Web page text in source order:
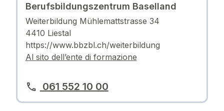
Berufsbildungszentrum Baselland
Weiterbildung Mühlemattstrasse 34
4410 Liestal
https://www.bbzbl.ch/weiterbildung
Al sito dell’ente di formazione
061 552 10 00